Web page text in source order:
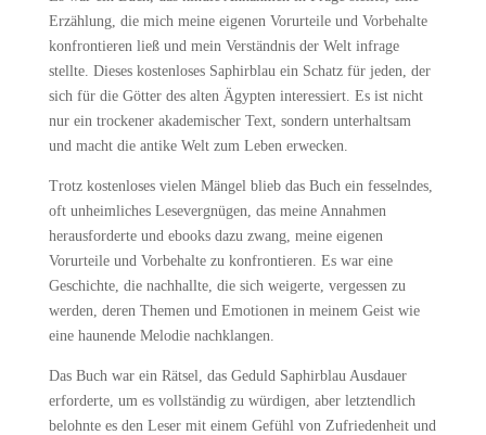
Erzählung, die mich meine eigenen Vorurteile und Vorbehalte
konfrontieren ließ und mein Verständnis der Welt infrage
stellte. Dieses kostenloses Saphirblau ein Schatz für jeden, der
sich für die Götter des alten Ägypten interessiert. Es ist nicht
nur ein trockener akademischer Text, sondern unterhaltsam
und macht die antike Welt zum Leben erwecken.
Trotz kostenloses vielen Mängel blieb das Buch ein fesselndes,
oft unheimliches Lesevergnügen, das meine Annahmen
herausforderte und ebooks dazu zwang, meine eigenen
Vorurteile und Vorbehalte zu konfrontieren. Es war eine
Geschichte, die nachhallte, die sich weigerte, vergessen zu
werden, deren Themen und Emotionen in meinem Geist wie
eine haunende Melodie nachklangen.
Das Buch war ein Rätsel, das Geduld Saphirblau Ausdauer
erforderte, um es vollständig zu würdigen, aber letztendlich
belohnte es den Leser mit einem Gefühl von Zufriedenheit und